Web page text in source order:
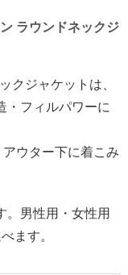
ラウンドネックジ
クジャケットは、
・フィルパワーに
ウター下に着こみ
。男性用・女性用
ます。